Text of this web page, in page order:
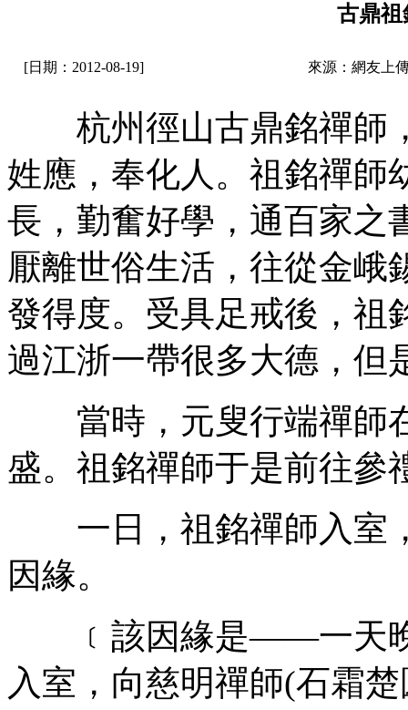
古鼎祖
[日期：2012-08-19] 來源：網友上
杭州徑山古鼎銘禪師
姓應，奉化人。祖銘禪師
長，勤奮好學，通百家之
厭離世俗生活，往從金峨
發得度。受具足戒後，祖
過江浙一帶很多大德，但
當時，元叟行端禪師
盛。祖銘禪師于是前往參
一日，祖銘禪師入室
因緣。
﹝該因緣是——一天晚
入室，向慈明禪師(石霜